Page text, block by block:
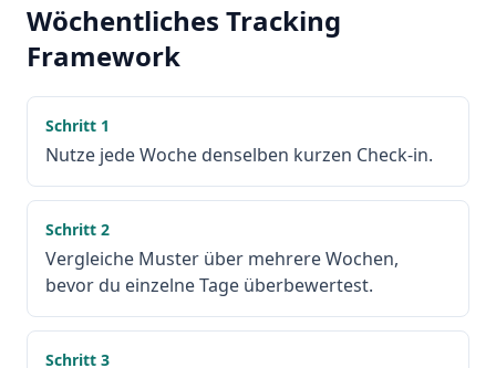
Wöchentliches Tracking
Framework
Schritt 1
Nutze jede Woche denselben kurzen Check-in.
Schritt 2
Vergleiche Muster über mehrere Wochen,
bevor du einzelne Tage überbewertest.
Schritt 3